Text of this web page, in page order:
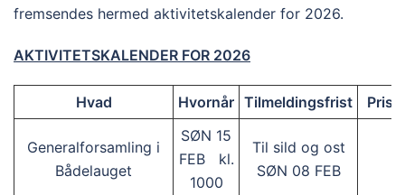
fremsendes hermed aktivitetskalender for 2026.
AKTIVITETSKALENDER FOR 2026
Hvad Hvornår Tilmeldingsfrist Pris
Generalforsamling i
Bådelauget
SØN 15
FEB kl.
1000
Til sild og ost
SØN 08 FEB